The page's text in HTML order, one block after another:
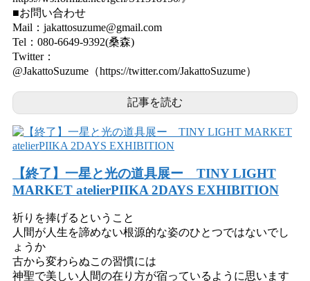
■お問い合わせ
Mail：jakattosuzume@gmail.com
Tel：080-6649-9392(桑森)
Twitter：
@JakattoSuzume（https://twitter.com/JakattoSuzume）
記事を読む
【終了】一星と光の道具展ー TINY LIGHT
MARKET atelierPIIKA 2DAYS EXHIBITION
祈りを捧げるということ
人間が人生を諦めない根源的な姿のひとつではないでし
ょうか
古から変わらぬこの習慣には
神聖で美しい人間の在り方が宿っているように思います